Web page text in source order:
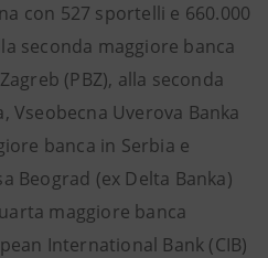
con 527 sportelli e 660.000
seconda maggiore banca
(PBZ), alla seconda
Vseobecna Uverova Banka
banca in Serbia e
Beograd (ex Delta Banka)
maggiore banca
International Bank (CIB)